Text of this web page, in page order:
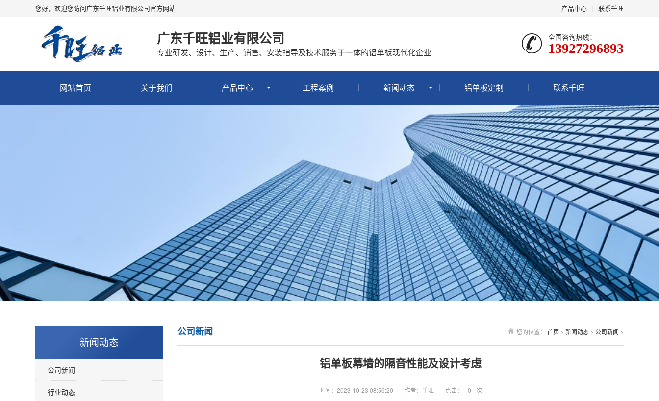
产品中心 联系千旺
您好，欢迎您访问广东千旺铝业有限公司官方网站！
广东千旺铝业有限公司
专业研发、设计、生产、销售、安装指导及技术服务于一体的铝单板现代化企业
全国咨询热线：
13927296893
网站首页 关于我们 产品中心 工程案例 新闻动态 铝单板定制 联系千旺
新闻动态
公司新闻
行业动态
您的位置： 首页 > 新闻动态 > 公司新闻 >
公司新闻
铝单板幕墙的隔音性能及设计考虑
时间：2023-10-23 08:56:20 作者：千旺 点击： 0 次